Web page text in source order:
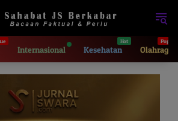
Internasional Kesehatan Olahraga